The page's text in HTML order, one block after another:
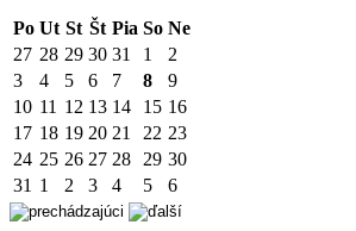
Po Ut St Št Pia So Ne
27 28 29 30 31 1
2
3
4 5 6 7 8
9
10 11 12 13 14 15 16
17 18 19 20 21 22 23
24 25 26 27 28 29 30
31 1 2 3 4 5 6